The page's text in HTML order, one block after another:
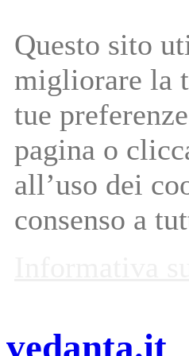
Questo sito
migliorare la
tue
pagina o
all’uso dei
consenso a
vedanta.it